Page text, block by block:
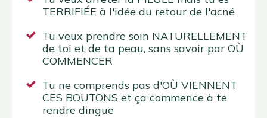
TERRIFIÉE à l'idée du retour de l'acné
Tu veux prendre soin NATURELLEMENT
de toi et de ta peau, sans savoir par OÙ
COMMENCER
Tu ne comprends pas d'OÙ VIENNENT
CES BOUTONS et ça commence à te
rendre dingue